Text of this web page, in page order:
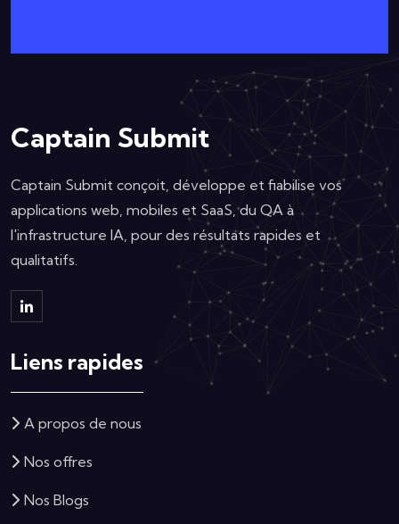
Captain Submit
Captain Submit conçoit, développe et fiabilise vos
applications web, mobiles et SaaS, du QA à
l'infrastructure IA, pour des résultats rapides et
qualitatifs.
Liens rapides
A propos de nous
Nos offres
Nos Blogs